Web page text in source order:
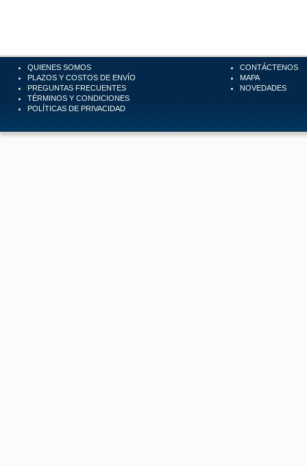
QUIENES SOMOS
PLAZOS Y COSTOS DE ENVÍO
PREGUNTAS FRECUENTES
TÉRMINOS Y CONDICIONES
POLÍTICAS DE PRIVACIDAD
CONTÁCTENOS
MAPA
NOVEDADES